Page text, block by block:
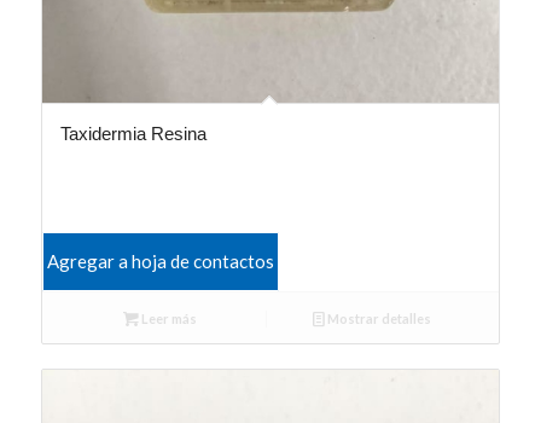
Taxidermia Resina
Agregar a hoja de contactos
Leer más Mostrar detalles